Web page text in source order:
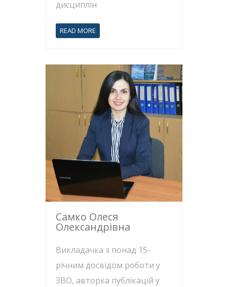
дисциплін
READ MORE
Самко Олеся
Олександрівна
Викладачка з понад 15-
річним досвідом роботи у
ЗВО, авторка публікацій у